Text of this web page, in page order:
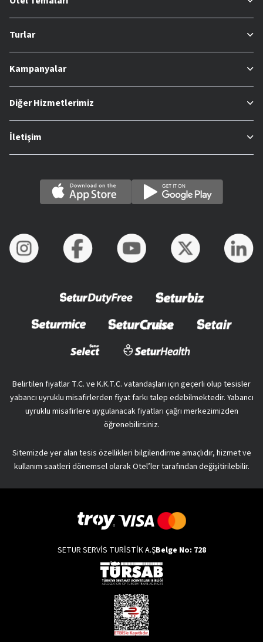
Turlar
Kampanyalar
Diğer Hizmetlerimiz
İletişim
Belirtilen fiyatlar T.C. ve K.K.T.C. vatandaşları için geçerli olup tesisler
yabancı uyruklu misafirlerden fiyat farkı talep edebilmektedir. Yabancı
uyruklu misafirlere uygulanacak fiyatları çağrı merkezimizden
öğrenebilirsiniz.
Sitemizde yer alan tesis özellikleri bilgilendirme amaçlıdır, hizmet ve
kullanım saatleri dönemsel olarak Otel’ler tarafından değişitirilebilir.
SETUR SERVİS TURİSTİK A.ŞBelge No: 728